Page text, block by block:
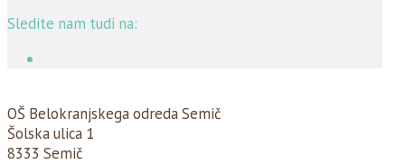
Sledite nam tudi na:
OŠ Belokranjskega odreda Semič
Šolska ulica 1
8333 Semič